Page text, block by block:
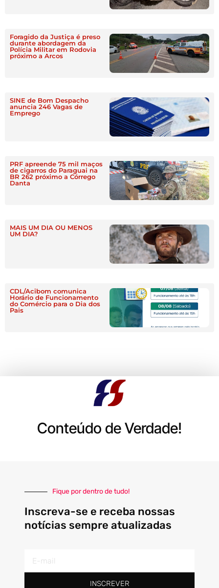
Foragido da Justiça é preso
durante abordagem da
Polícia Militar em Rodovia
próximo a Arcos
SINE de Bom Despacho
anuncia 246 Vagas de
Emprego
PRF apreende 75 mil maços
de cigarros do Paraguai na
BR 262 próximo a Córrego
Danta
MAIS UM DIA OU MENOS
UM DIA?
CDL/Acibom comunica
Horário de Funcionamento
do Comércio para o Dia dos
Pais
Conteúdo de Verdade!
Fique por dentro de tudo!
Inscreva-se e receba nossas
notícias sempre atualizadas
mail
INSCREVER